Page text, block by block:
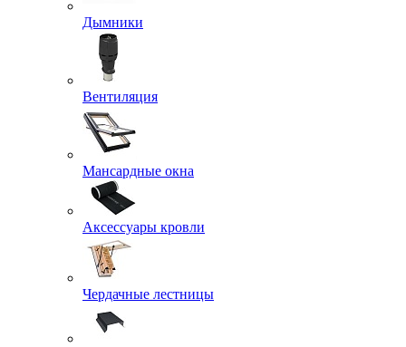
Дымники
Вентиляция
Мансардные окна
Аксессуары кровли
Чердачные лестницы